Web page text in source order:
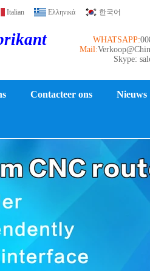
Italian Ελληνικά 한국어
WHATSAPP:
Mail:
Skype:
Contacteer ons Nieuws